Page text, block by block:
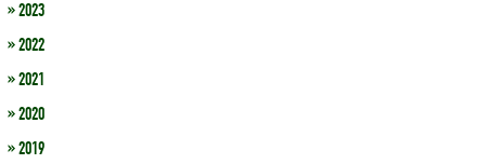
» 2023
» 2022
» 2021
» 2020
» 2019